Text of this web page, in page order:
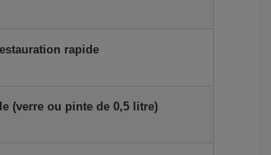
rapide
(verre ou pinte de 0,5 litre)